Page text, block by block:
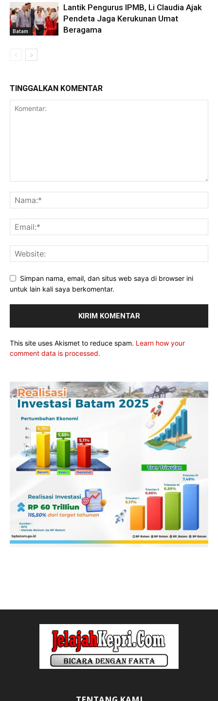
Batam
Lantik Pengurus IPMB, Li Claudia Ajak
Pendeta Jaga Kerukunan Umat
Beragama
TINGGALKAN KOMENTAR
Simpan nama, email, dan situs web saya di browser ini
untuk lain kali saya berkomentar.
This site uses Akismet to reduce spam. Learn how your
comment data is processed.